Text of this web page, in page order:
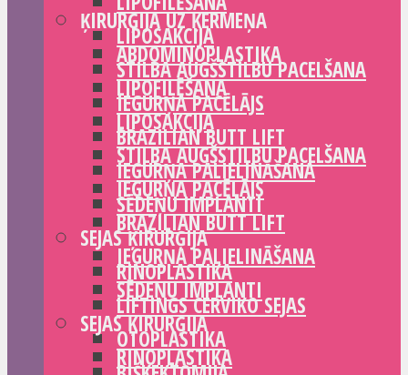
LIPOSAKCIJA
STILBA AUGŠSTILBU PACELŠANA
IEGURŅA PACĒLĀJS
BRAZILIAN BUTT LIFT
IEGURŅA PALIELINĀŠANA
SĒDEŅU IMPLANTI
SEJAS ĶIRURĢIJA
RINOPLASTIKA
LIFTINGS CERVIKO SEJAS
OTOPLASTIKA
ĶIRURĢIJA UZ ĶERMEŅA
ABDOMINOPLASTIKA
LIPOFILĒŠANA
LIPOSAKCIJA
STILBA AUGŠSTILBU PACELŠANA
IEGURŅA PACĒLĀJS
BRAZILIAN BUTT LIFT
IEGURŅA PALIELINĀŠANA
SĒDEŅU IMPLANTI
SEJAS ĶIRURĢIJA
RINOPLASTIKA